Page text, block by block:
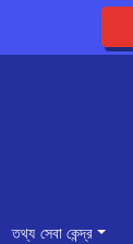
তথ্য সেবা কেন্দ্র